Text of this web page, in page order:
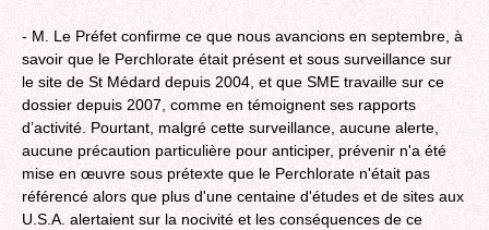
- M. Le Préfet confirme ce que nous avancions en septembre, à
savoir que le Perchlorate était présent et sous surveillance sur
le site de St Médard depuis 2004, et que SME travaille sur ce
dossier depuis 2007, comme en témoignent ses rapports
d’activité. Pourtant, malgré cette surveillance, aucune alerte,
aucune précaution particulière pour anticiper, prévenir n'a été
mise en œuvre sous prétexte que le Perchlorate n'était pas
référencé alors que plus d'une centaine d'études et de sites aux
U.S.A. alertaient sur la nocivité et les conséquences de ce